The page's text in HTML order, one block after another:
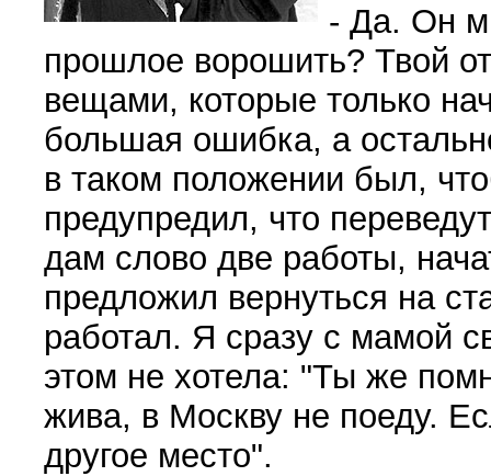
- Да. Он
прошлое ворошить? Твой
вещами, которые только
большая ошибка, а
в таком положении был,
предупредил, что
дам слово две работы,
предложил вернуться на
работал. Я сразу с мамой
этом не хотела: "Ты же
жива, в Москву не поеду.
другое место".